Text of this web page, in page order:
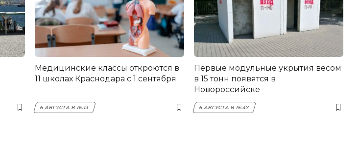
Медицинские классы откроются в
11 школах Краснодара с 1 сентября
6 АВГУСТА В 16:13
Первые модульные укрытия весом
в 15 тонн появятся в
Новороссийске
6 АВГУСТА В 15:47